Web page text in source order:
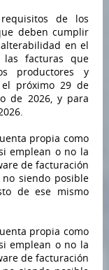
de los
deben cumplir
en el
facturas que
productores y
el próximo 29 de
de 2026, y para
propia como
emplean o no la
de facturación
siendo posible
de ese mismo
propia como
emplean o no la
de facturación